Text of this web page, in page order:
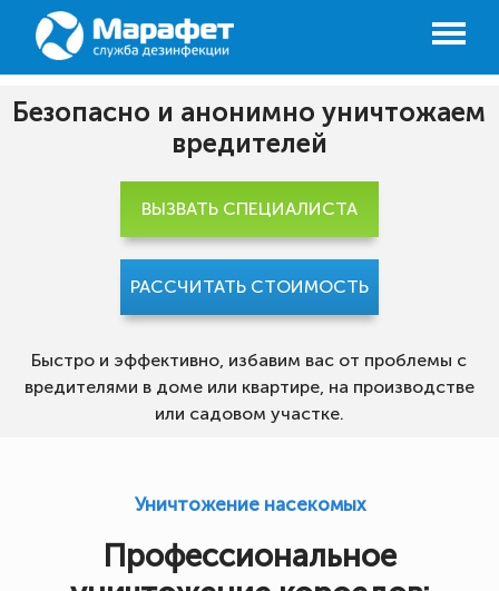
Безопасно и анонимно уничтожаем
вредителей
Быстро и эффективно, избавим вас от проблемы с
вредителями в доме или квартире, на производстве
или садовом участке.
ВЫЗВАТЬ СПЕЦИАЛИСТА
РАССЧИТАТЬ СТОИМОСТЬ
Уничтожение насекомых
Профессиональное